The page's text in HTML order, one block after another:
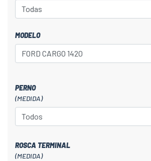
MODELO
PERNO
(MEDIDA)
ROSCA TERMINAL
(MEDIDA)